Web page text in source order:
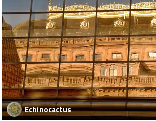
Echinocactus